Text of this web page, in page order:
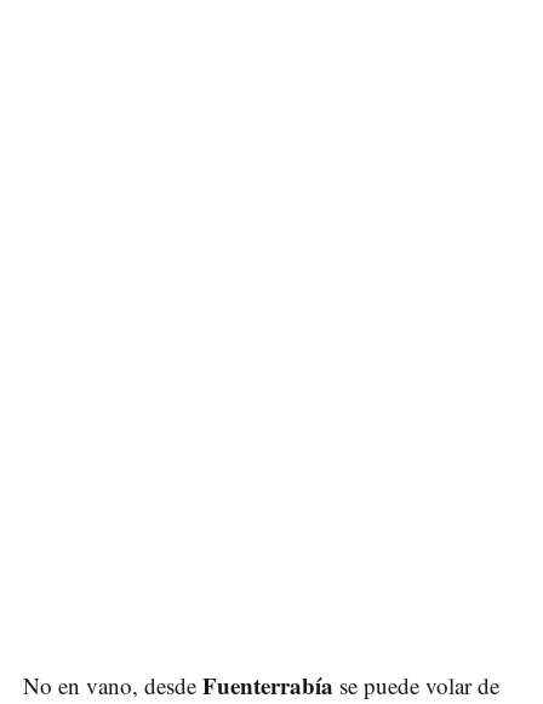
No en vano, desde Fuenterrabía se puede volar de